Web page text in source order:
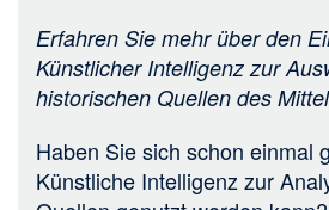
Erfahren Sie mehr über den
Künstlicher Intelligenz zur
historischen Quellen des
Haben Sie sich schon einmal
Künstliche Intelligenz zur